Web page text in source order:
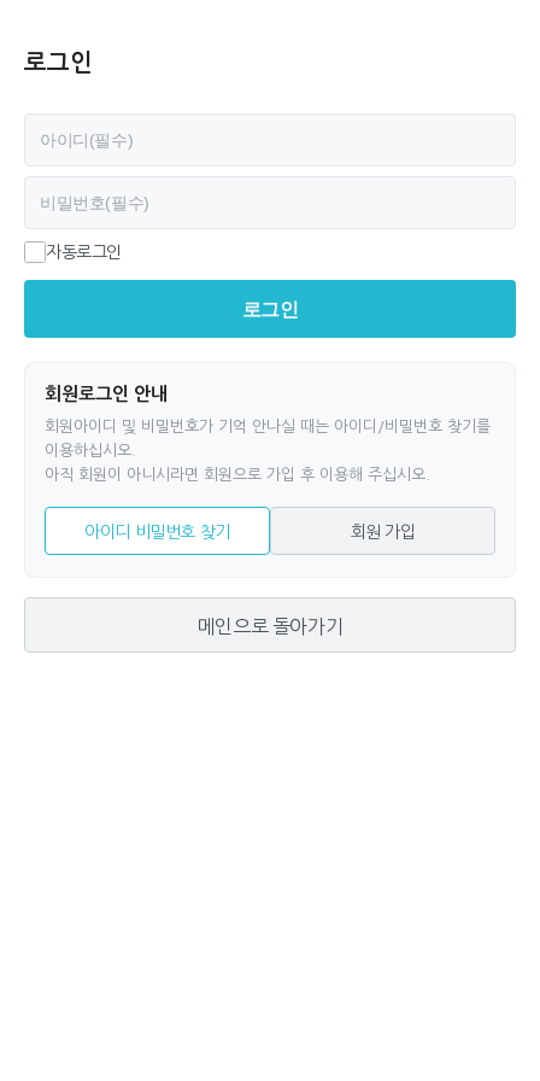
로그인
자동로그인
로그인
회원로그인 안내
회원아이디 및 비밀번호가 기억 안나실 때는 아이디/비밀번호 찾기를
이용하십시오.
아직 회원이 아니시라면 회원으로 가입 후 이용해 주십시오.
아이디 비밀번호 찾기 회원 가입
메인으로 돌아가기